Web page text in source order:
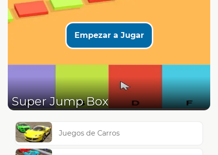
Empezar a Jugar
Super Jump Box
Juegos de Carros